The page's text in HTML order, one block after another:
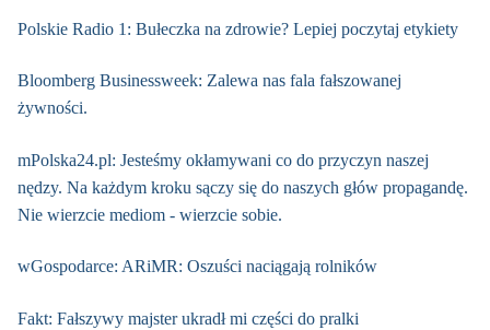
Polskie Radio 1: Bułeczka na zdrowie? Lepiej poczytaj etykiety
Bloomberg Businessweek: Zalewa nas fala fałszowanej
żywności.
mPolska24.pl: Jesteśmy okłamywani co do przyczyn naszej
nędzy. Na każdym kroku sączy się do naszych głów propagandę.
Nie wierzcie mediom - wierzcie sobie.
wGospodarce: ARiMR: Oszuści naciągają rolników
Fakt: Fałszywy majster ukradł mi części do pralki